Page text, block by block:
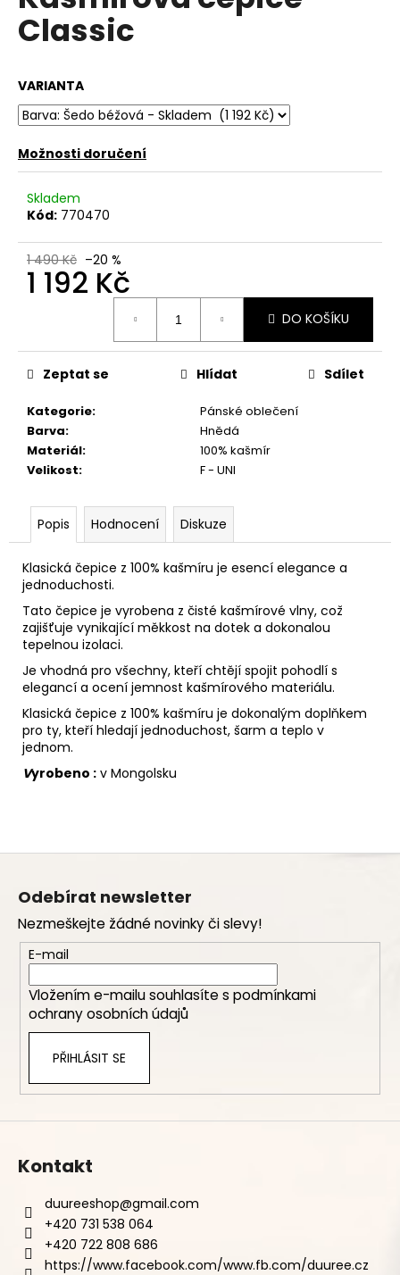
0,0
z
Classic
VARIANTA
Možnosti doručení
Skladem
Kód: 770470
1 490 Kč –20 %
1 192 Kč
DO KOŠÍKU
Kategorie:
Pánské oblečení
Barva:
Hnědá
Materiál:
100% kašmír
Velikost: F - UNI
Zeptat se Hlídat Sdílet
Popis Hodnocení Diskuze
Klasická čepice z 100% kašmíru je esencí elegance a
jednoduchosti.
Tato čepice je vyrobena z čisté kašmírové vlny, což
zajišťuje vynikající měkkost na dotek a dokonalou
tepelnou izolaci.
Je vhodná pro všechny, kteří chtějí spojit pohodlí s
elegancí a ocení jemnost kašmírového materiálu.
Klasická čepice z 100% kašmíru je dokonalým doplňkem
pro ty, kteří hledají jednoduchost, šarm a teplo v
jednom.
Vyrobeno : v Mongolsku
a
j
t
?
u
č
u
e
m
Z
Odebírat newsletter
Nezmeškejte žádné novinky či slevy!
E-mail
Vložením e-mailu souhlasíte s podmínkami
ochrany osobních údajů
PŘIHLÁSIT SE
Kontakt
duureeshop@gmail.com
+420 731 538 064
+420 722 808 686
https://www.facebook.com/www.fb.com/duuree.cz